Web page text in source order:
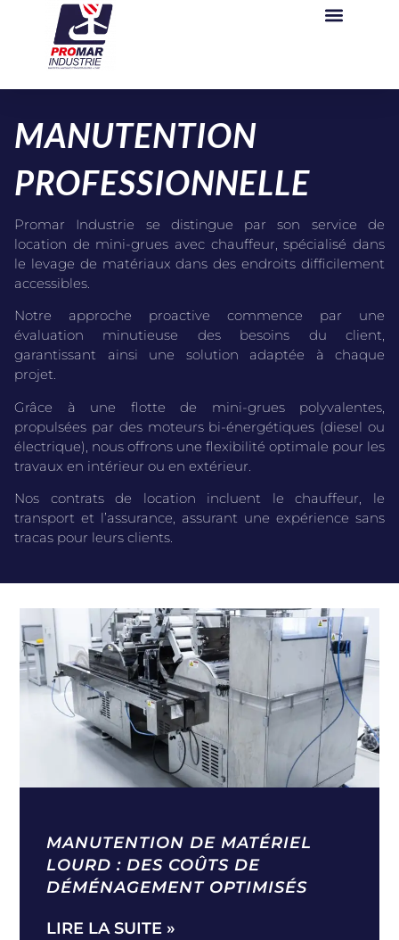
MANUTENTION
PROFESSIONNELLE
Promar Industrie se distingue par son service de
location de mini-grues avec chauffeur, spécialisé dans
le levage de matériaux dans des endroits difficilement
accessibles.
Notre approche proactive commence par une
évaluation minutieuse des besoins du client,
garantissant ainsi une solution adaptée à chaque
projet.
Grâce à une flotte de mini-grues polyvalentes,
propulsées par des moteurs bi-énergétiques (diesel ou
électrique), nous offrons une flexibilité optimale pour les
travaux en intérieur ou en extérieur.
Nos contrats de location incluent le chauffeur, le
transport et l’assurance, assurant une expérience sans
tracas pour leurs clients.
MANUTENTION DE MATÉRIEL
LOURD : DES COÛTS DE
DÉMÉNAGEMENT OPTIMISÉS
LIRE LA SUITE »